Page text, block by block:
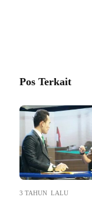
Pos Terkait
3 TAHUN LALU